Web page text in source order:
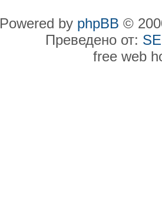
Powered by phpBB ©
Преведено от:
free web